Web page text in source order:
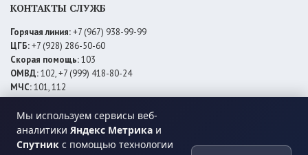
Мы используем сервисы веб-
аналитики Яндекс Метрика и
Спутник с помощью технологии
КОНТАКТЫ СЛУЖБ
Горячая линия:+7 (967) 938-99-99
ЦГБ:+7 (928) 286-50-60
Скорая помощь:103
ОМВД:102, +7 (999) 418-80-24
МЧС:101, 112
ЕДДС:+7 (928) 576-09-83
Электросети:+7 (800) 220-02-20
Даггаз:+7 (928) 980-64-04
Горводоснаб: +7 (928) 559-59-74